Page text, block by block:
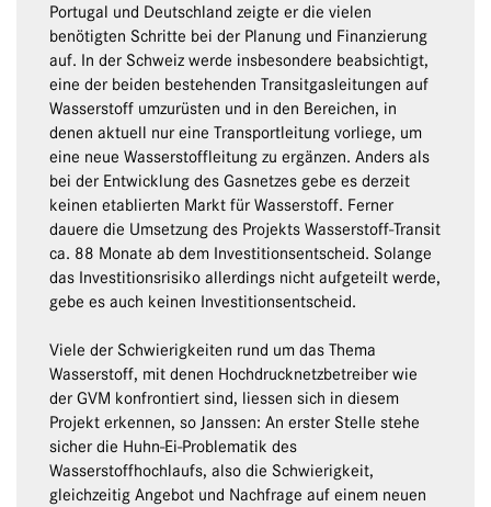
Portugal und Deutschland zeigte er die vielen
benötigten Schritte bei der Planung und Finanzierung
auf. In der Schweiz werde insbesondere beabsichtigt,
eine der beiden bestehenden Transitgasleitungen auf
Wasserstoff umzurüsten und in den Bereichen, in
denen aktuell nur eine Transportleitung vorliege, um
eine neue Wasserstoffleitung zu ergänzen. Anders als
bei der Entwicklung des Gasnetzes gebe es derzeit
keinen etablierten Markt für Wasserstoff. Ferner
dauere die Umsetzung des Projekts Wasserstoff-Transit
ca. 88 Monate ab dem Investitionsentscheid. Solange
das Investitionsrisiko allerdings nicht aufgeteilt werde,
gebe es auch keinen Investitionsentscheid.
Viele der Schwierigkeiten rund um das Thema
Wasserstoff, mit denen Hochdrucknetzbetreiber wie
der GVM konfrontiert sind, liessen sich in diesem
Projekt erkennen, so Janssen: An erster Stelle stehe
sicher die Huhn-Ei-Problematik des
Wasserstoffhochlaufs, also die Schwierigkeit,
gleichzeitig Angebot und Nachfrage auf einem neuen